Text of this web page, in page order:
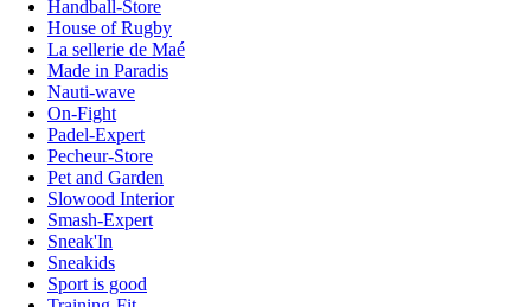
Handball-Store
House of Rugby
La sellerie de Maé
Made in Paradis
Nauti-wave
On-Fight
Padel-Expert
Pecheur-Store
Pet and Garden
Slowood Interior
Smash-Expert
Sneak'In
Sneakids
Sport is good